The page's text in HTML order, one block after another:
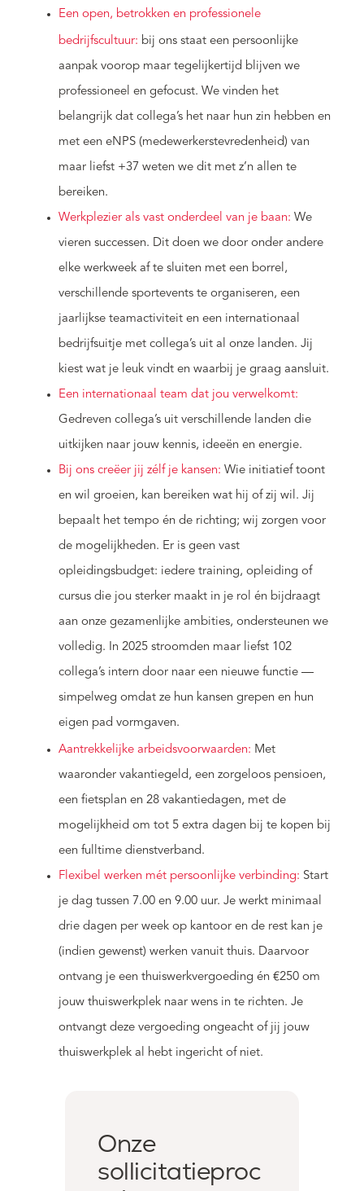
Een open, betrokken en professionele
bedrijfscultuur: bij ons staat een persoonlijke
aanpak voorop maar tegelijkertijd blijven we
professioneel en gefocust. We vinden het
belangrijk dat collega’s het naar hun zin hebben en
met een eNPS (medewerkerstevredenheid) van
maar liefst +37 weten we dit met z’n allen te
bereiken.
Werkplezier als vast onderdeel van je baan: We
vieren successen. Dit doen we door onder andere
elke werkweek af te sluiten met een borrel,
verschillende sportevents te organiseren, een
jaarlijkse teamactiviteit en een internationaal
bedrijfsuitje met collega’s uit al onze landen. Jij
kiest wat je leuk vindt en waarbij je graag aansluit.
Een internationaal team dat jou verwelkomt:
Gedreven collega’s uit verschillende landen die
uitkijken naar jouw kennis, ideeën en energie.
Bij ons creëer jij zélf je kansen: Wie initiatief toont
en wil groeien, kan bereiken wat hij of zij wil. Jij
bepaalt het tempo én de richting; wij zorgen voor
de mogelijkheden. Er is geen vast
opleidingsbudget: iedere training, opleiding of
cursus die jou sterker maakt in je rol én bijdraagt
aan onze gezamenlijke ambities, ondersteunen we
volledig. In 2025 stroomden maar liefst 102
collega’s intern door naar een nieuwe functie —
simpelweg omdat ze hun kansen grepen en hun
eigen pad vormgaven.
Aantrekkelijke arbeidsvoorwaarden: Met
waaronder vakantiegeld, een zorgeloos pensioen,
een fietsplan en 28 vakantiedagen, met de
mogelijkheid om tot 5 extra dagen bij te kopen bij
een fulltime dienstverband.
Flexibel werken mét persoonlijke verbinding: Start
je dag tussen 7.00 en 9.00 uur. Je werkt minimaal
drie dagen per week op kantoor en de rest kan je
(indien gewenst) werken vanuit thuis. Daarvoor
ontvang je een thuiswerkvergoeding én €250 om
jouw thuiswerkplek naar wens in te richten. Je
ontvangt deze vergoeding ongeacht of jij jouw
thuiswerkplek al hebt ingericht of niet.
Onze
sollicitatieproc